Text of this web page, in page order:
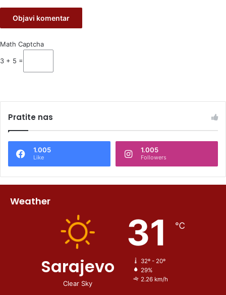
Math Captcha
3 + 5 =
Pratite nas
1.005
Like
1.005
Followers
Weather
Sarajevo
Clear Sky
31 ℃
32º - 20º
29%
2.26 km/h